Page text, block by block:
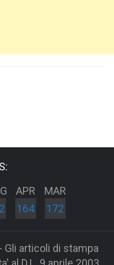
APR
164
MAR
172
Gli articoli di stampa